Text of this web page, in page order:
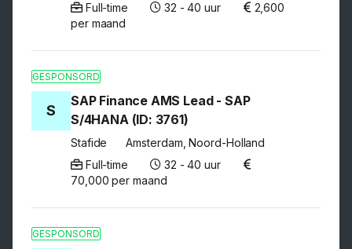
Full-time
32 - 40 uur
2,600
per maand
GESPONSORD
S
SAP Finance AMS Lead - SAP
S/4HANA (ID: 3761)
Stafide
Amsterdam, Noord-Holland
Full-time
32 - 40 uur
70,000 per maand
GESPONSORD